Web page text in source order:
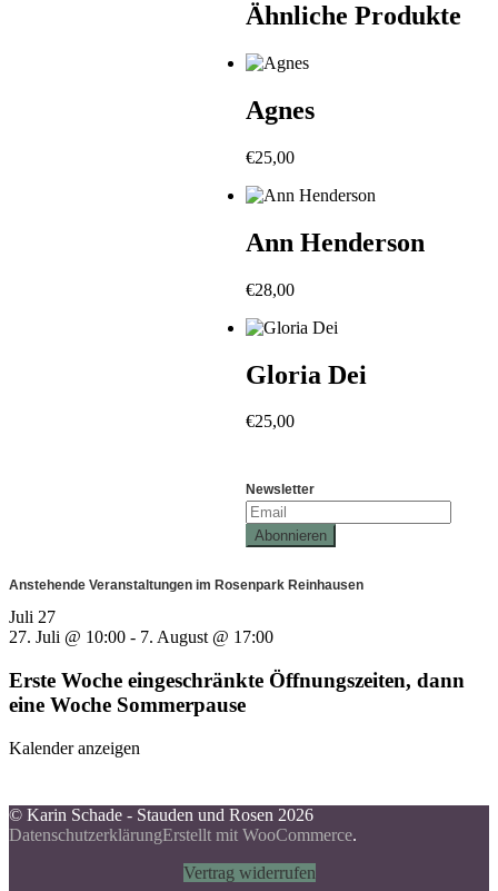
Ähnliche Produkte
Agnes
€25,00
Ann Henderson
€28,00
Gloria Dei
€25,00
Newsletter
Anstehende Veranstaltungen im Rosenpark Reinhausen
Juli 27
27. Juli @ 10:00 - 7. August @ 17:00
Erste Woche eingeschränkte Öffnungszeiten, dann
eine Woche Sommerpause
Kalender anzeigen
© Karin Schade - Stauden und Rosen 2026
DatenschutzerklärungErstellt mit WooCommerce.
Vertrag widerrufen